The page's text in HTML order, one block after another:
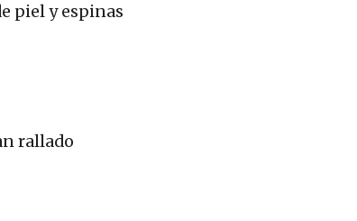
piel y espinas
rallado